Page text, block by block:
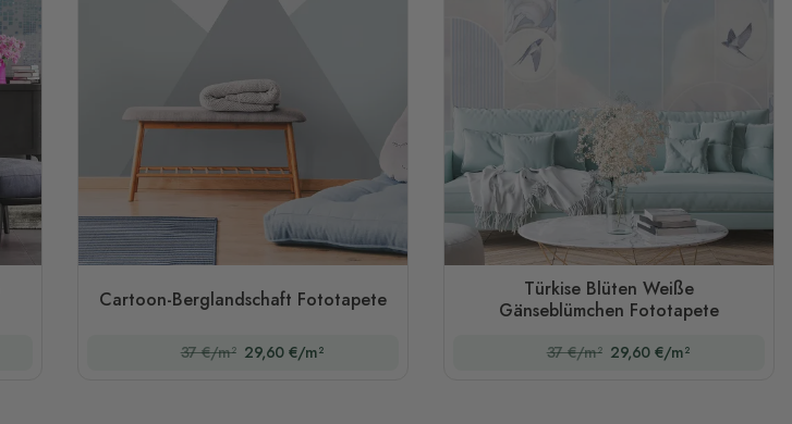
Cartoon-Berglandschaft Fototapete
37 €/m² 29,60 €/m²
Türkise Blüten Weiße
Gänseblümchen Fototapete
37 €/m² 29,60 €/m²